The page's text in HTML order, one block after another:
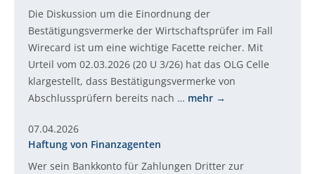
Die Diskussion um die Einordnung der
Bestätigungsvermerke der Wirtschaftsprüfer im Fall
Wirecard ist um eine wichtige Facette reicher. Mit
Urteil vom 02.03.2026 (20 U 3/26) hat das OLG Celle
klargestellt, dass Bestätigungsvermerke von
Abschlussprüfern bereits nach … mehr
07.04.2026
Haftung von Finanzagenten
Wer sein Bankkonto für Zahlungen Dritter zur